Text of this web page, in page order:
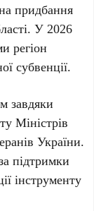
придбання
У 2026
регіон
субвенції.
завдяки
Міністрів
України.
підтримки
інструменту